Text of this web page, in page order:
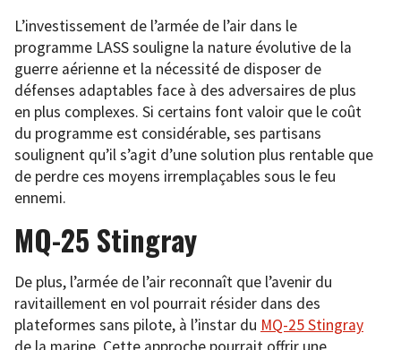
L’investissement de l’armée de l’air dans le
programme LASS souligne la nature évolutive de la
guerre aérienne et la nécessité de disposer de
défenses adaptables face à des adversaires de plus
en plus complexes. Si certains font valoir que le coût
du programme est considérable, ses partisans
soulignent qu’il s’agit d’une solution plus rentable que
de perdre ces moyens irremplaçables sous le feu
ennemi.
MQ-25 Stingray
De plus, l’armée de l’air reconnaît que l’avenir du
ravitaillement en vol pourrait résider dans des
plateformes sans pilote, à l’instar du MQ-25 Stingray